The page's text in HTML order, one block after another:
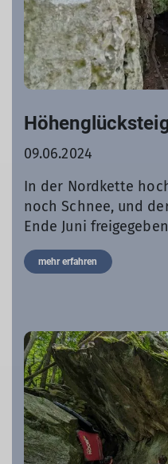
09.06.2024
In der Nordkette
noch Schnee, und
Ende Juni
mehr erfahren